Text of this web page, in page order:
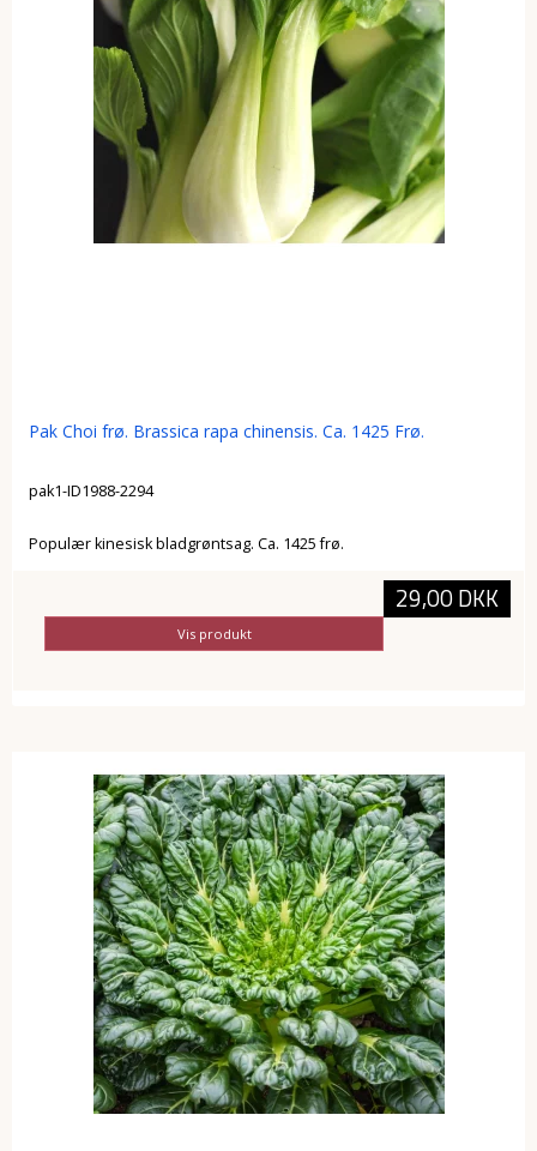
Pak Choi frø. Brassica rapa chinensis. Ca. 1425 Frø.
pak1-ID1988-2294
Populær kinesisk bladgrøntsag. Ca. 1425 frø.
29,00 DKK
Vis produkt